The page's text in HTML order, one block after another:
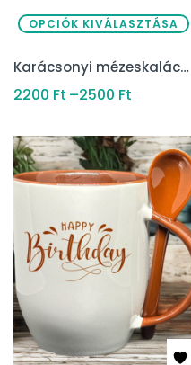
OPCIÓK KIVÁLASZTÁSA
Karácsonyi mézeskalács bögre saját névvel
2200 Ft –2500 Ft